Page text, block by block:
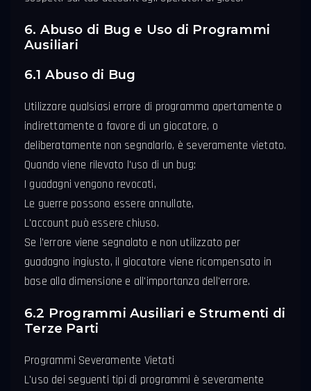
6. Abuso di Bug e Uso di Programmi
Ausiliari
6.1 Abuso di Bug
Utilizzare qualsiasi errore di programma apertamente o
indirettamente a favore di un giocatore, o
deliberatamente non segnalarlo, è severamente vietato.
Quando viene rilevato l'uso di un bug:
I guadagni vengono revocati,
Le guerre possono essere annullate,
L'account può essere chiuso.
Se l'errore viene segnalato e non utilizzato per
guadagno ingiusto, il giocatore viene ricompensato in
base alla dimensione e all'importanza dell'errore.
6.2 Programmi Ausiliari e Strumenti di
Terze Parti
Programmi Severamente Vietati
L'uso dei seguenti tipi di programmi è severamente